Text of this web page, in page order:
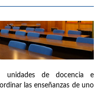
unidades de docencia e
las enseñanzas de uno